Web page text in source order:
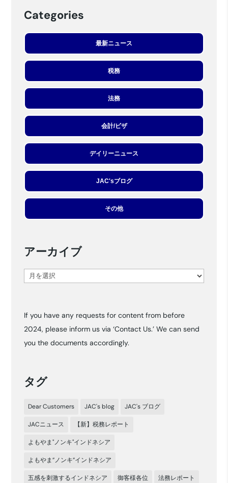
Categories
最新ニュース
税務
法務
会計/ビザ
デイリーニュース
JAC'sブログ
その他
アーカイブ
ア
イ
ブ
If you have any requests for content from before
2024, please inform us via ‘Contact Us.’ We can send
you the documents accordingly.
タグ
Dear Customers JAC's blog JAC's ブログ
JACニュース 【新】税務レポート
よもやま"ノンキ"インドネシア
よもやま”ノンキ”インドネシア
五感を刺激するインドネシア 御客様各位 法務レポート